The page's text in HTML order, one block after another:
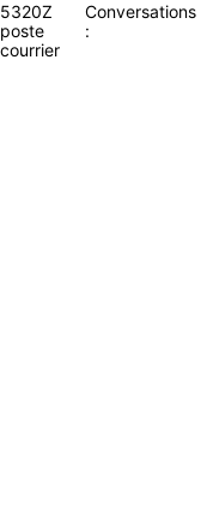
5320Z
poste
courrier
Conversations
: